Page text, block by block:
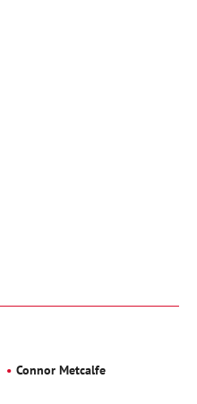
Connor Metcalfe